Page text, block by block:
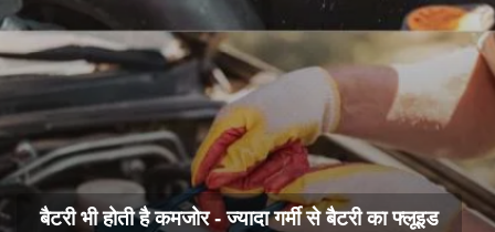
बैटरी भी होती है कमजोर - ज्यादा गर्मी से बैटरी का फ्लूइड